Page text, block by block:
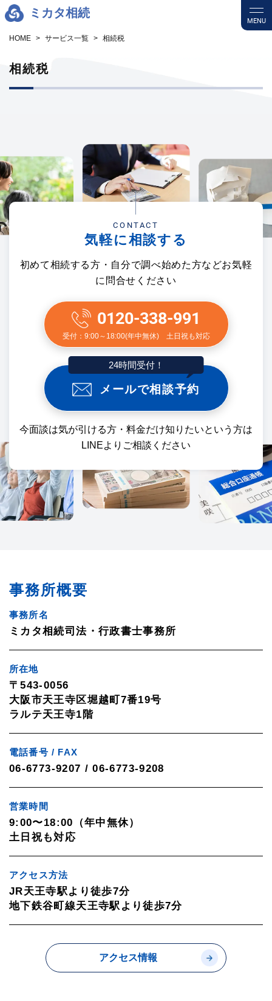
ミカタ相続
MENU
HOME サービス一覧 相続税
相続税
CONTACT
気軽に相談する
初めて相続する方・自分で調べ始めた方などお気軽
に問合せください
0120-338-991
受付：9:00～18:00(年中無休) 土日祝も対応
24時間受付！
メールで相談予約
今面談は気が引ける方・料金だけ知りたいという方は
LINEよりご相談ください
事務所概要
事務所名
ミカタ相続司法・行政書士事務所
所在地
〒543-0056
大阪市天王寺区堀越町7番19号
ラルテ天王寺1階
電話番号 / FAX
06-6773-9207 / 06-6773-9208
営業時間
9:00〜18:00（年中無休）
土日祝も対応
アクセス方法
JR天王寺駅より徒歩7分
地下鉄谷町線天王寺駅より徒歩7分
アクセス情報